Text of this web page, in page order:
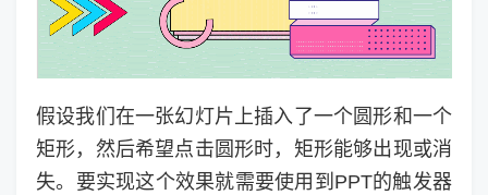
假设我们在一张幻灯片上插入了一个圆形和一个
矩形，然后希望点击圆形时，矩形能够出现或消
失。要实现这个效果就需要使用到PPT的触发器